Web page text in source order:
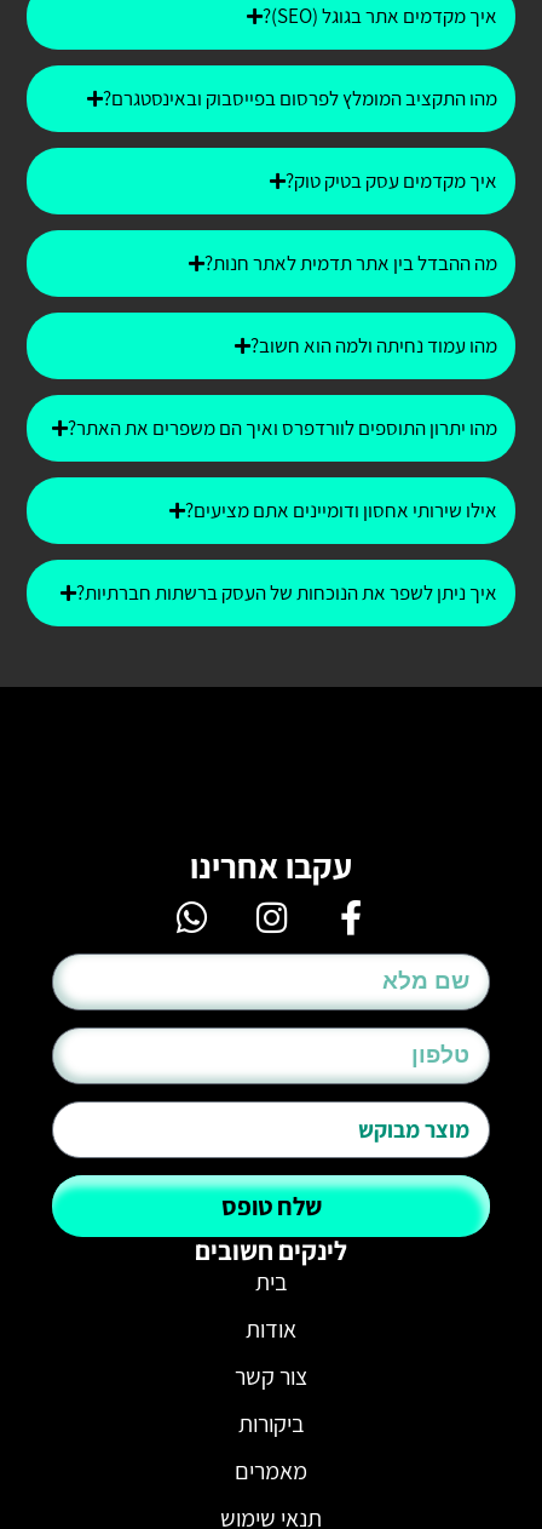
איך מקדמים אתר בגוגל (SEO)?
מהו התקציב המומלץ לפרסום בפייסבוק ובאינסטגרם?
איך מקדמים עסק בטיק טוק?
מה ההבדל בין אתר תדמית לאתר חנות?
מהו עמוד נחיתה ולמה הוא חשוב?
מהו יתרון התוספים לוורדפרס ואיך הם משפרים את האתר?
אילו שירותי אחסון ודומיינים אתם מציעים?
איך ניתן לשפר את הנוכחות של העסק ברשתות חברתיות?
עקבו אחרינו
שלח טופס
לינקים חשובים
בית
אודות
צור קשר
ביקורות
מאמרים
תנאי שימוש